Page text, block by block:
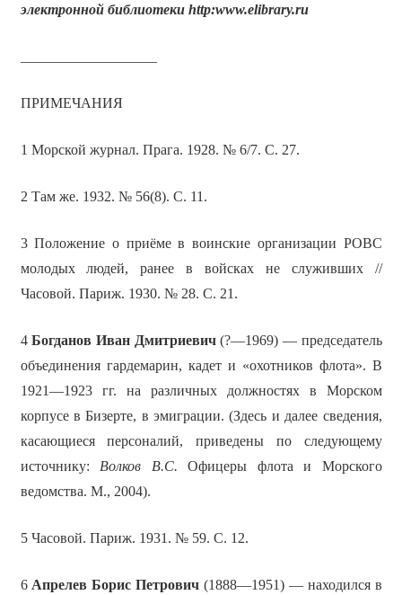
электронной библиотеки http:www.elibrary.ru
ПРИМЕЧАНИЯ
1 Морской журнал. Прага. 1928. № 6/7. С. 27.
2 Там же. 1932. № 56(8). С. 11.
3 Положение о приёме в воинские организации РОВС
молодых людей, ранее в войсках не служивших //
Часовой. Париж. 1930. № 28. С. 21.
4Богданов Иван Дмитриевич(?—1969) — председатель
объединения гардемарин, кадет и «охотников флота». В
1921—1923 гг. на различных должностях в Морском
корпусе в Бизерте, в эмиграции. (Здесь и далее сведения,
касающиеся персоналий, приведены по следующему
источнику: Волков В.С. Офицеры флота и Морского
ведомства. М., 2004).
5 Часовой. Париж. 1931. № 59. С. 12.
6 Апрелев Борис Петрович (1888—1951) — находился в